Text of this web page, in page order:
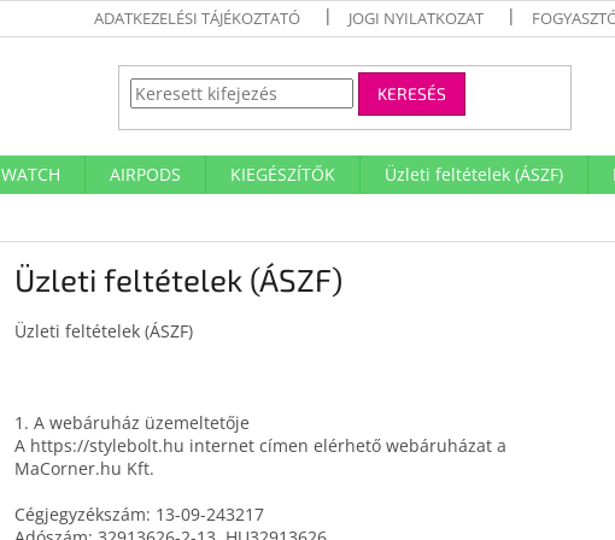
ADATKEZELÉSI TÁJÉKOZTATÓ JOGI NYILATKOZAT
KERESÉS
WATCH AIRPODS KIEGÉSZÍTŐK Üzleti feltételek (ÁSZF)
Üzleti feltételek (ÁSZF)
Üzleti feltételek (ÁSZF)
1. A webáruház üzemeltetője
A https://stylebolt.hu internet címen elérhető webáruházat a
MaCorner.hu Kft.
Cégjegyzékszám: 13-09-243217